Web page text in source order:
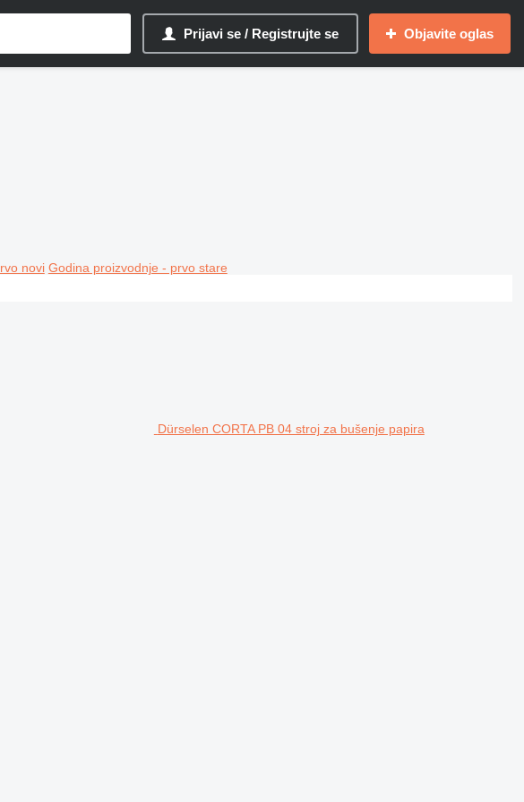
Prijavi se / Registrujte se Objavite oglas
novi Godina proizvodnje - prvo stare
Dürselen CORTA PB 04 stroj za bušenje papira